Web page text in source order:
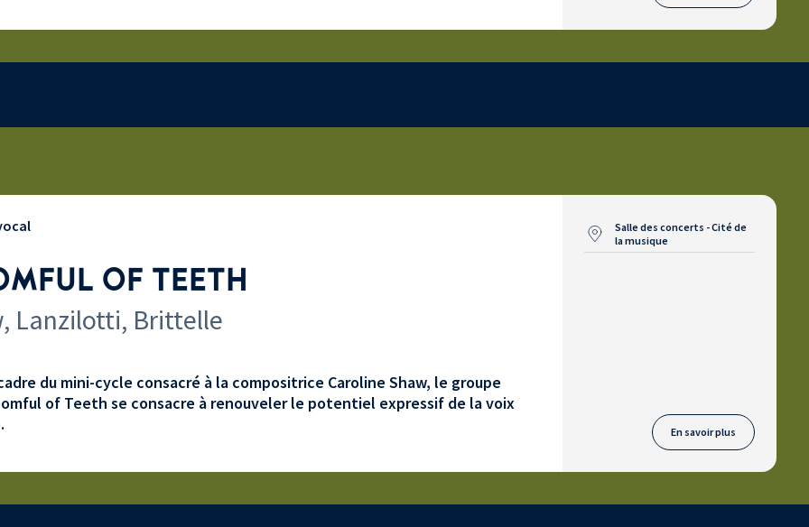
OF TEETH
Lanzilotti, Brittelle
du mini-cycle consacré à la compositrice Caroline Shaw, le groupe
of Teeth se consacre à renouveler le potentiel expressif de la voix
Salle des concerts - Cité de
la musique
En savoir plus